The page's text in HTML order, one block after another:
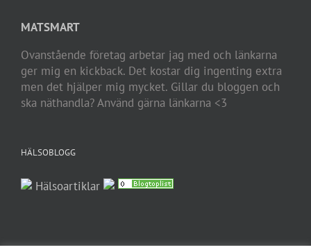
MATSMART
Ovanstående företag arbetar jag med och länkarna
ger mig en kickback. Det kostar dig ingenting extra
men det hjälper mig mycket. Gillar du bloggen och
ska näthandla? Använd gärna länkarna <3
HÄLSOBLOGG
Hälsoartiklar